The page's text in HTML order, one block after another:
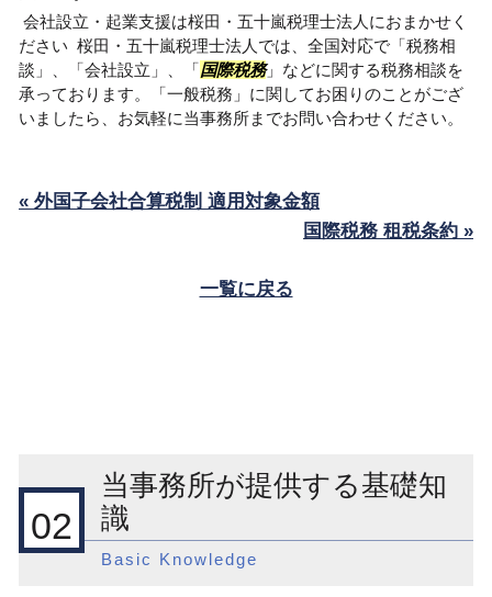
会社設立・起業支援は桜田・五十嵐税理士法人におまかせく
ださい 桜田・五十嵐税理士法人では、全国対応で「税務相
談」、「会社設立」、「国際税務」などに関する税務相談を
承っております。「一般税務」に関してお困りのことがござ
いましたら、お気軽に当事務所までお問い合わせください。
« 外国子会社合算税制 適用対象金額
国際税務 租税条約 »
一覧に戻る
02
当事務所が提供する基礎知
識
Basic Knowledge